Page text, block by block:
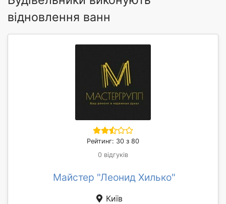
відновлення ванн
Рейтинг: 30 з 80
0 відгуків
Майстер "Леонид Хилько"
Київ